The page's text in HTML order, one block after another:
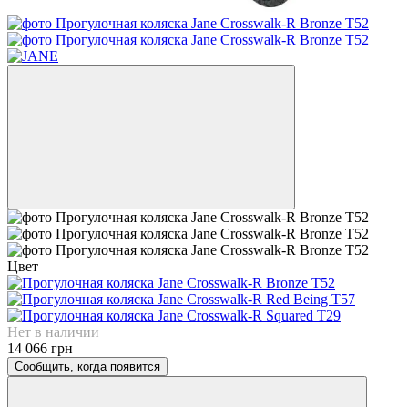
Цвет
Нет в наличии
14 066 грн
Сообщить, когда появится